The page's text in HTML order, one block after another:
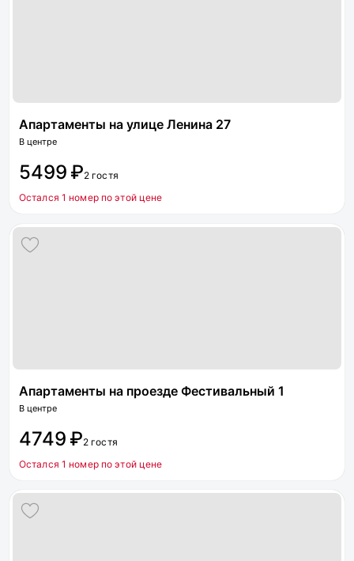
Апартаменты на улице Ленина 27
В центре
5499 ₽2 гостя
Остался 1 номер по этой цене
Апартаменты на проезде Фестивальный 1
В центре
4749 ₽2 гостя
Остался 1 номер по этой цене